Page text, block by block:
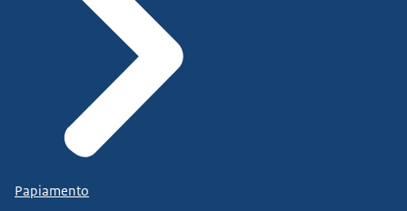
Papiamento